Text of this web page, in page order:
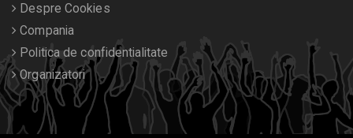
Despre Cookies
Compania
Politica de confidentialitate
Organizatori